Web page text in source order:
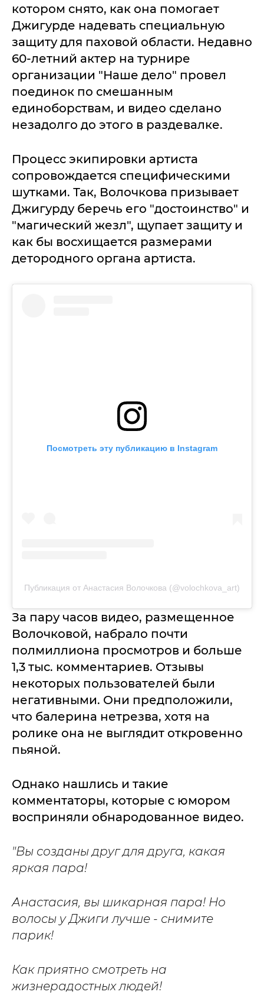
котором снято, как она помогает
Джигурде надевать специальную
защиту для паховой области. Недавно
60-летний актер на турнире
организации "Наше дело" провел
поединок по смешанным
единоборствам, и видео сделано
незадолго до этого в раздевалке.
Процесс экипировки артиста
сопровождается специфическими
шутками. Так, Волочкова призывает
Джигурду беречь его "достоинство" и
"магический жезл", щупает защиту и
как бы восхищается размерами
детородного органа артиста.
Посмотреть эту публикацию в Instagram
Публикация от Анастасия Волочкова (@volochkova_art)
За пару часов видео, размещенное
Волочковой, набрало почти
полмиллиона просмотров и больше
1,3 тыс. комментариев. Отзывы
некоторых пользователей были
негативными. Они предположили,
что балерина нетрезва, хотя на
ролике она не выглядит откровенно
пьяной.
Однако нашлись и такие
комментаторы, которые с юмором
восприняли обнародованное видео.
"Вы созданы друг для друга, какая
яркая пара!
Анастасия, вы шикарная пара! Но
волосы у Джиги лучше - снимите
парик!
Как приятно смотреть на
жизнерадостных людей!